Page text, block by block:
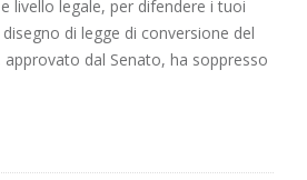
livello legale, per difendere i tuoi
di legge di conversione del
dal Senato, ha soppresso